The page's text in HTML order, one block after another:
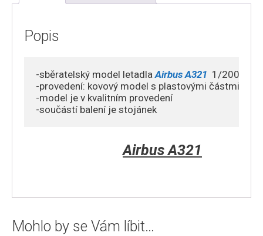
International
LinesPopis
-sběratelský model letadla Airbus A321
  1/200
-provedení: kovový model s plastovými částmi
-model je v kvalitním provedení
-součástí balení je stojánek
Airbus A321
Mohlo by se Vám líbit…